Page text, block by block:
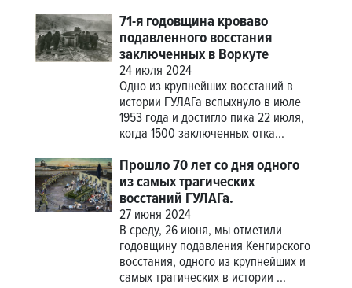
71-я годовщина кроваво
подавленного восстания
заключенных в Воркуте
24 июля 2024
Одно из крупнейших восстаний в
истории ГУЛАГа вспыхнуло в июле
1953 года и достигло пика 22 июля,
когда 1500 заключенных отка...
Прошло 70 лет со дня одного
из самых трагических
восстаний ГУЛАГа.
27 июня 2024
В среду, 26 июня, мы отметили
годовщину подавления Кенгирского
восстания, одного из крупнейших и
самых трагических в истории ...